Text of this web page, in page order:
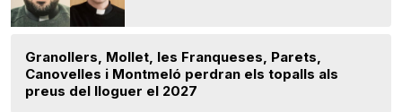
Granollers, Mollet, les Franqueses, Parets,
Canovelles i Montmeló perdran els topalls als
preus del lloguer el 2027